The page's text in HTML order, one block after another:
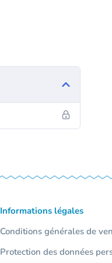
Informations légales
Conditions générales de
Protection des données